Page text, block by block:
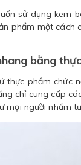
sử dụng kem
phẩm một cách
bằng
thực phẩm chức
chỉ cung cấp
mọi người nhầm